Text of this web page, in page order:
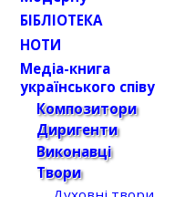
БІБЛІОТЕКА
НОТИ
Медіа-книга
українського співу
Композитори
Диригенти
Виконавці
Твори